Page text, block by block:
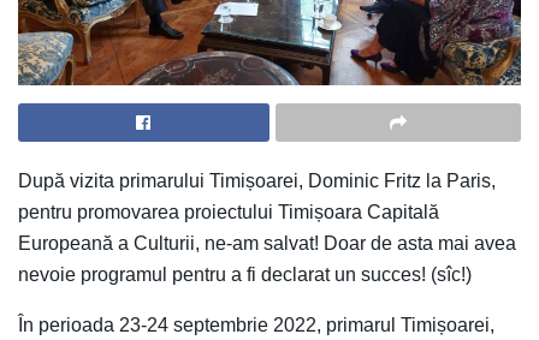
După vizita primarului Timișoarei, Dominic Fritz la Paris,
pentru promovarea proiectului Timișoara Capitală
Europeană a Culturii, ne-am salvat! Doar de asta mai avea
nevoie programul pentru a fi declarat un succes! (sîc!)
În perioada 23-24 septembrie 2022, primarul Timișoarei,